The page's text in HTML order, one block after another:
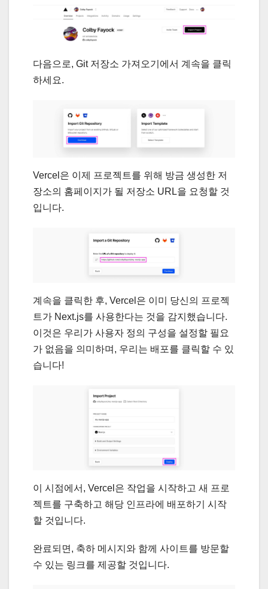
다음으로, Git 저장소 가져오기에서 계속을 클릭
하세요.
Vercel은 이제 프로젝트를 위해 방금 생성한 저
장소의 홈페이지가 될 저장소 URL을 요청할 것
입니다.
계속을 클릭한 후, Vercel은 이미 당신의 프로젝
트가 Next.js를 사용한다는 것을 감지했습니다.
이것은 우리가 사용자 정의 구성을 설정할 필요
가 없음을 의미하며, 우리는 배포를 클릭할 수 있
습니다!
이 시점에서, Vercel은 작업을 시작하고 새 프로
젝트를 구축하고 해당 인프라에 배포하기 시작
할 것입니다.
완료되면, 축하 메시지와 함께 사이트를 방문할
수 있는 링크를 제공할 것입니다.